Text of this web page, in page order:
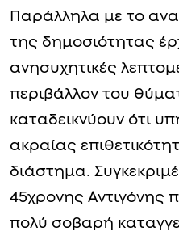
Παράλληλα με το
της δημοσιότητας
ανησυχητικές
περιβάλλον του
καταδεικνύουν ότι
ακραίας
διάστημα.
45χρονης Αντιγόνης
πολύ σοβαρή